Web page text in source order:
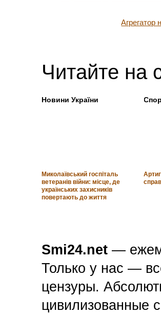
Читайте на
Новини України
Миколаївський госпіталь
ветеранів війни: місце, де
українських захисників
повертають до життя
Smi24.net —
Только у нас —
цензуры.
цивилизованные